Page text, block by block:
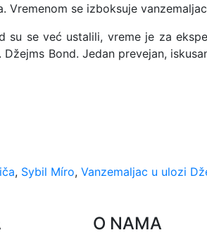
se izboksuje
su se već ustalili, vreme je za
Bond. Jedan prevejan,
, Sybil Míro, Vanzemaljac u ulozi
O NAMA